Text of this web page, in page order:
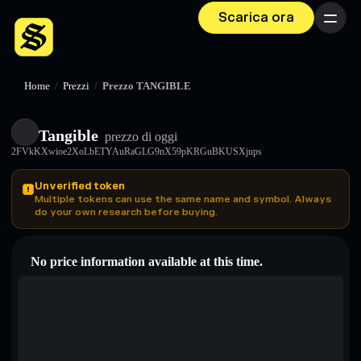
Scarica ora Menu
Home / Prezzi / Prezzo TANGIBLE
Tangible prezzo di oggi
2FVkKXwioe2XoLbETYAuRaGLG9nX59pKRGuBKUSXjups
Unverified token
Multiple tokens can use the same name and symbol. Always
do your own research before buying.
No price information available at this time.